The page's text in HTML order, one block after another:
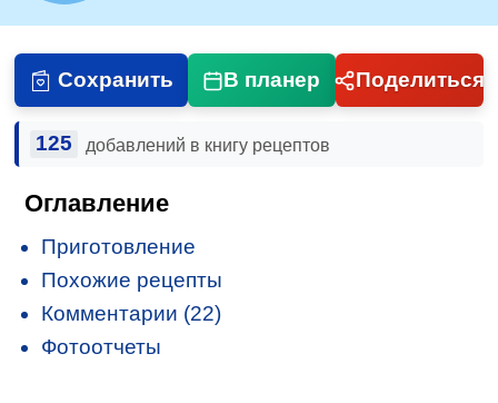
Сохранить В планер Поделиться
125 добавлений в книгу рецептов
Оглавление
Приготовление
Похожие рецепты
Комментарии (22)
Фотоотчеты